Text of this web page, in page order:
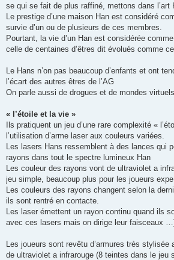
se qui se fait de plus raffiné, mettons dans l’art
Le prestige d’une maison Han est considéré
survie d’un ou de plusieurs de ces membres.
Pourtant, la vie d’un Han est considérée
celle de centaines d’êtres dit évolués comme
Le Hans n’on pas beaucoup d’enfants et ont
l’écart des autres êtres de l’AG
On parle aussi de drogues et de mondes
« l’étoile et la vie »
Ils pratiquent un jeu d’une rare complexité «
l’utilisation d’arme laser aux couleurs variées.
Les lasers Hans ressemblent à des lances qui
rayons dans tout le spectre lumineux Han
Les couleur des rayons vont de ultraviolet a
jeu simple, beaucoup plus pour les joueurs
Les couleurs des rayons changent selon la
ils sont rentré en contacte.
Les laser émettent un rayon continu quand ils
avec ces lasers mais on dirige leur faisceaux
Les joueurs sont revêtu d’armures très stylisée
de ultraviolet a infrarouge (8 teintes dans le jeu